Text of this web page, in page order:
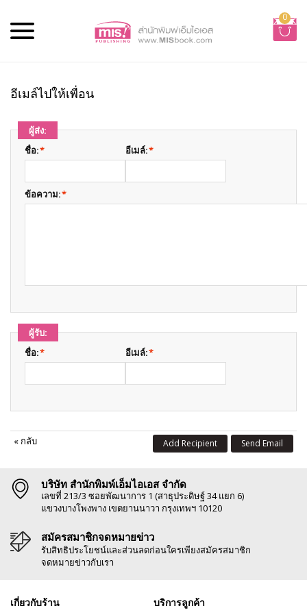
0
อีเมล์ไปให้เพื่อน
ผู้ส่ง:
*
ชื่อ: *
อีเมล์:
*
ข้อความ:
ผู้รับ:
*
ชื่อ: *
อีเมล์:
« กลับ Send Email
Add Recipient
บริษัท สำนักพิมพ์เอ็มไอเอส จำกัด
เลขที่ 213/3 ซอยพัฒนาการ 1 (สาธุประดิษฐ์ 34 แยก 6)
แขวงบางโพงพาง เขตยานนาวา กรุงเทพฯ 10120
สมัครสมาชิกจดหมายข่าว
รับสิทธิประโยชน์และส่วนลดก่อนใครเพียงสมัครสมาชิก
จดหมายข่าวกับเรา
เกี่ยวกับร้าน บริการลูกค้า